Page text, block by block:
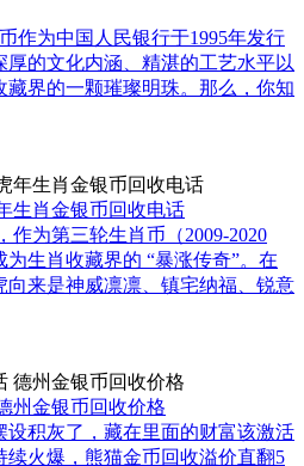
作为中国人民银行于1995年发行
的文化内涵、精湛的工艺水平以
藏界的一颗璀璨明珠。那么，你知
生肖金银币回收电话
作为第三轮生肖币（2009-2020
生肖收藏界的 “暴涨传奇”。在
来是神威凛凛、镇宅纳福、锐意
州金银币回收价格
积灰了，藏在里面的财富该激活
火爆，熊猫金币回收溢价直翻5